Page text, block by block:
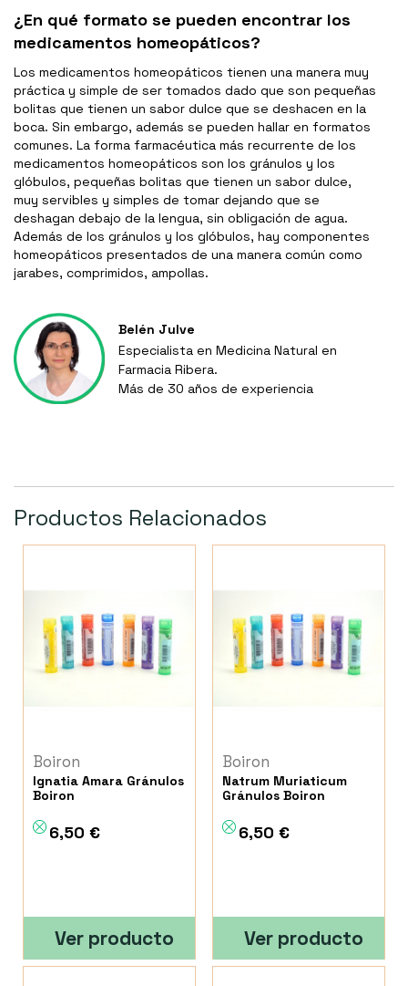
¿En qué formato se pueden encontrar los
medicamentos homeopáticos?
Los medicamentos homeopáticos tienen una manera muy
práctica y simple de ser tomados dado que son pequeñas
bolitas que tienen un sabor dulce que se deshacen en la
boca. Sin embargo, además se pueden hallar en formatos
comunes. La forma farmacéutica más recurrente de los
medicamentos homeopáticos son los gránulos y los
glóbulos, pequeñas bolitas que tienen un sabor dulce,
muy servibles y simples de tomar dejando que se
deshagan debajo de la lengua, sin obligación de agua.
Además de los gránulos y los glóbulos, hay componentes
homeopáticos presentados de una manera común como
jarabes, comprimidos, ampollas.
Belén Julve
Especialista en Medicina Natural en
Farmacia Ribera.
Más de 30 años de experiencia
Productos Relacionados
Boiron
Ignatia Amara Gránulos
Boiron
6,50 €
Ver producto
Boiron
Natrum Muriaticum
Gránulos Boiron
6,50 €
Ver producto